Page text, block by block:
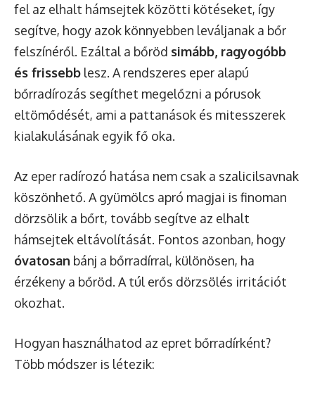
fel az elhalt hámsejtek közötti kötéseket, így
segítve, hogy azok könnyebben leváljanak a bőr
felszínéről. Ezáltal a bőröd simább, ragyogóbb
és frissebb lesz. A rendszeres eper alapú
bőrradírozás segíthet megelőzni a pórusok
eltömődését, ami a pattanások és mitesszerek
kialakulásának egyik fő oka.
Az eper radírozó hatása nem csak a szalicilsavnak
köszönhető. A gyümölcs apró magjai is finoman
dörzsölik a bőrt, tovább segítve az elhalt
hámsejtek eltávolítását. Fontos azonban, hogy
óvatosan bánj a bőrradírral, különösen, ha
érzékeny a bőröd. A túl erős dörzsölés irritációt
okozhat.
Hogyan használhatod az epret bőrradírként?
Több módszer is létezik: